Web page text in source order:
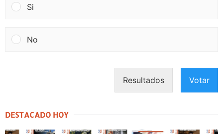
Si
No
Resultados Votar
DESTACADO HOY